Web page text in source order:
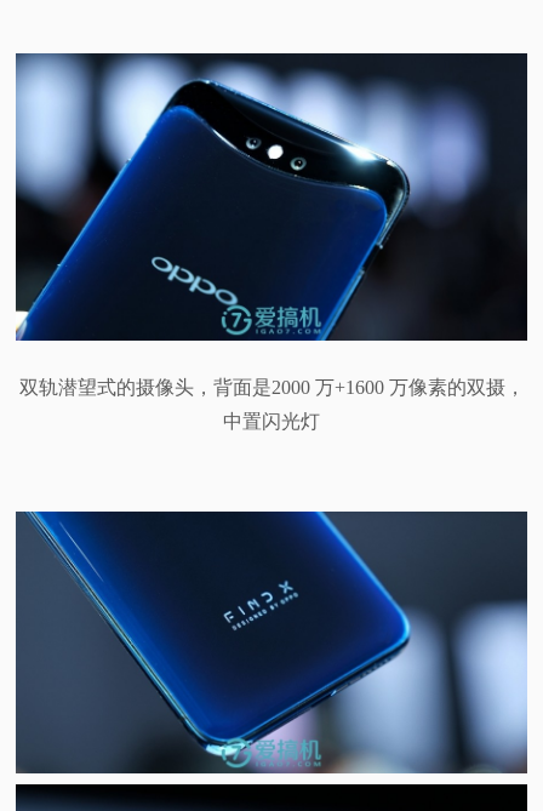
双轨潜望式的摄像头，背面是2000 万+1600 万像素的双摄，
中置闪光灯